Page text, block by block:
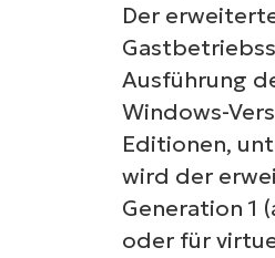
Der
Ausführung
Windows-
Editionen,
wird der
Generation 1
oder für